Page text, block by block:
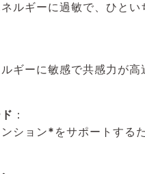
ルギーに過敏で、ひと
ギーに敏感で共感力が高
：
ション* をサポートする